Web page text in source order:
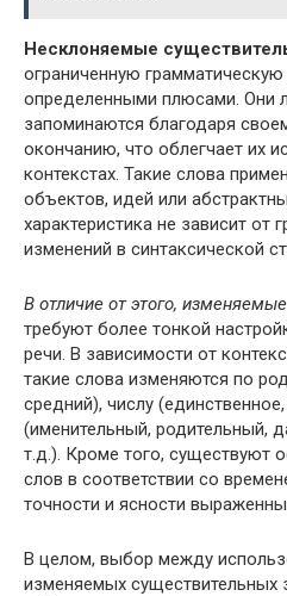
Несклоняемые
ограниченную
определенными плюсами. Они
запоминаются благодаря
окончанию, что облегчает их
контекстах. Такие слова
объектов, идей или
характеристика не зависит от
изменений в синтаксической
В отличие от этого,
требуют более тонкой
речи. В зависимости от
такие слова изменяются по
средний), числу
(именительный, родительный,
т.д.). Кроме того, существуют
слов в соответствии со
точности и ясности
В целом, выбор между
изменяемых существительных